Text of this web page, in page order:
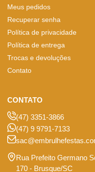
Meus pedidos
Recuperar senha
Política de privacidade
Política de entrega
Trocas e devoluções
Contato
CONTATO
(47) 3351-3866
(47) 9 9791-7133
Rua Prefeito Germano
170 - Brusque/SC